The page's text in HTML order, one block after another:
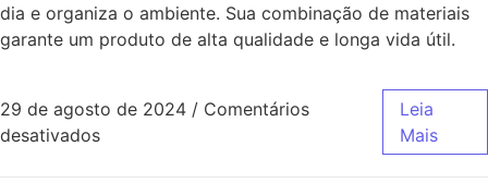
dia e organiza o ambiente. Sua combinação de materiais
garante um produto de alta qualidade e longa vida útil.
29 de agosto de 2024 / Comentários
desativados
Leia
Mais